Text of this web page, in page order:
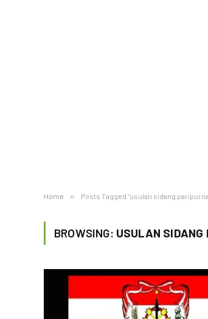
Home » Posts Tagged "usulan sidang
BROWSING: USULAN SIDANG